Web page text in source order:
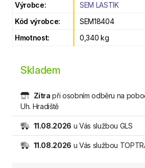
Výrobce:
SEM LASTIK
Kód výrobce:
SEM18404
Hmotnost:
0,340 kg
Skladem
Zítra při osobním odběru na
Uh. Hradiště
11.08.2026 u Vás službou GLS
11.08.2026 u Vás službou